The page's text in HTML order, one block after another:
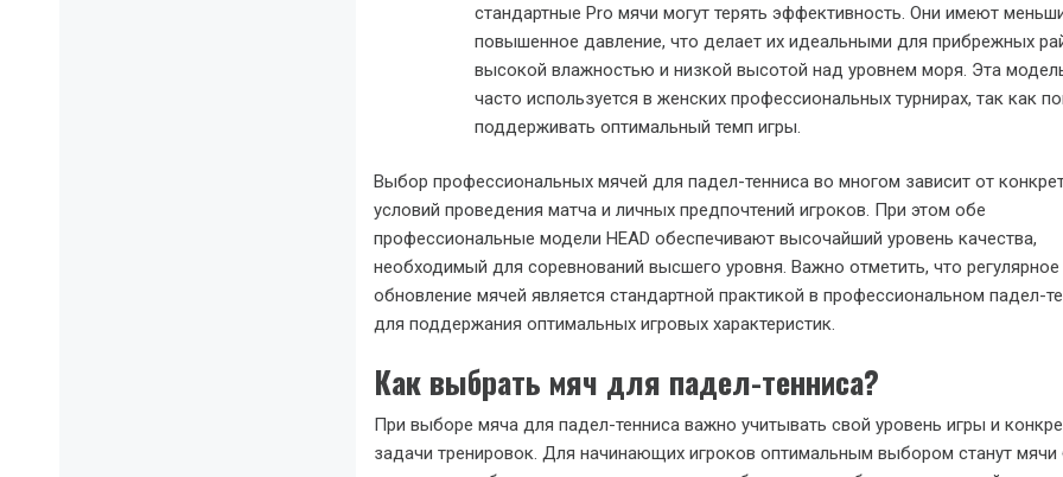
стандартные Pro мячи могут терять эффективность. Они имеют
повышенное давление, что делает их идеальными для прибрежных
высокой влажностью и низкой высотой над уровнем моря. Эта
часто используется в женских профессиональных турнирах, так как
поддерживать оптимальный темп игры.
Выбор профессиональных мячей для падел-тенниса во многом зависит от
условий проведения матча и личных предпочтений игроков. При этом обе
профессиональные модели HEAD обеспечивают высочайший уровень качества,
необходимый для соревнований высшего уровня. Важно отметить, что регулярное
обновление мячей является стандартной практикой в профессиональном падел-
для поддержания оптимальных игровых характеристик.
Как выбрать мяч для падел-тенниса?
При выборе мяча для падел-тенниса важно учитывать свой уровень игры и
задачи тренировок. Для начинающих игроков оптимальным выбором станут мячи